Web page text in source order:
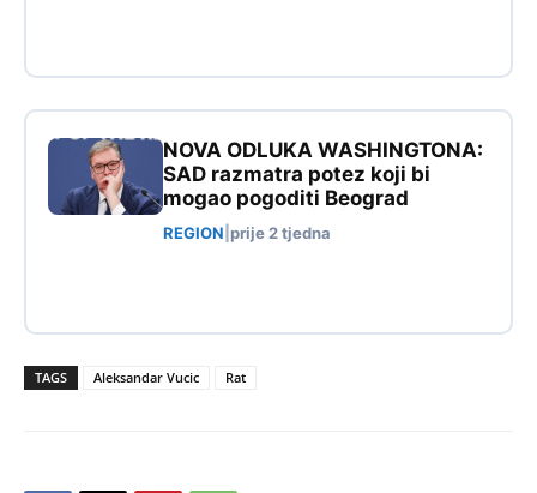
NOVA ODLUKA WASHINGTONA:
SAD razmatra potez koji bi
mogao pogoditi Beograd
REGION prije 2 tjedna
TAGS Aleksandar Vucic Rat